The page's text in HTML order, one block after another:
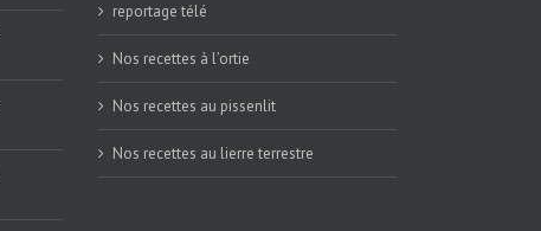
reportage télé
Nos recettes à l’ortie
Nos recettes au pissenlit
Nos recettes au lierre terrestre